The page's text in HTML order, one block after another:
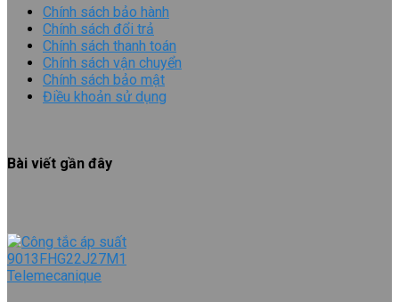
Chính sách bảo hành
Chính sách đổi trả
Chính sách thanh toán
Chính sách vận chuyển
Chính sách bảo mật
Điều khoản sử dụng
Bài viết gần đây